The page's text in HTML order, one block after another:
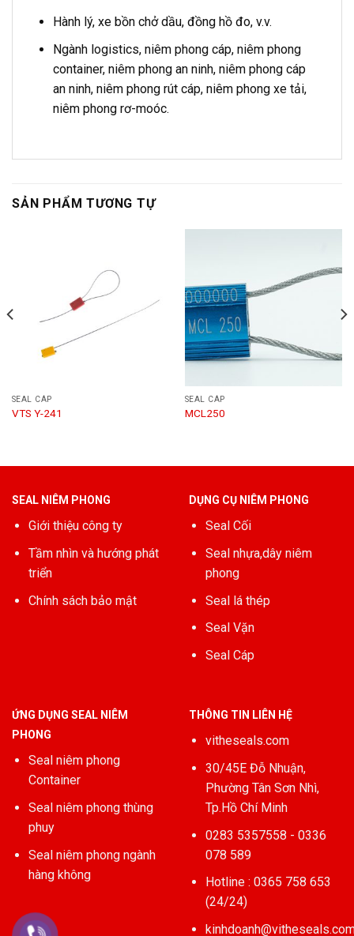
Hành lý, xe bồn chở dầu, đồng hồ đo, v.v.
Ngành logistics, niêm phong cáp, niêm phong
container, niêm phong an ninh, niêm phong cáp
an ninh, niêm phong rút cáp, niêm phong xe tải,
niêm phong rơ-moóc.
SẢN PHẨM TƯƠNG TỰ
SEAL CÁP
VTS Y-241
SEAL CÁP
MCL250
SEAL NIÊM PHONG
Giới thiệu công ty
Tầm nhìn và hướng phát
triển
Chính sách bảo mật
DỤNG CỤ NIÊM PHONG
Seal Cối
Seal nhựa,dây niêm
phong
Seal lá thép
Seal Vặn
Seal Cáp
ỨNG DỤNG SEAL NIÊM
PHONG
Seal niêm phong
Container
Seal niêm phong thùng
phuy
Seal niêm phong ngành
hàng không
THÔNG TIN LIÊN HỆ
vitheseals.com
30/45E Đỗ Nhuận,
Phường Tân Sơn Nhì,
Tp.Hồ Chí Minh
0283 5357558 - 0336
078 589
Hotline : 0365 758 653
(24/24)